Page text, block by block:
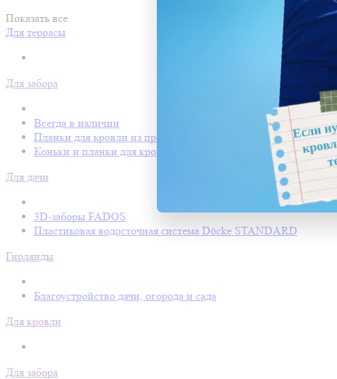
Показать все
Для террасы
Для забора
Всегда в наличии
Планки для кровли из профнастила
Коньки и планки для кровли Покрофф
Для дачи
3D-заборы FADOS
Пластиковая водосточная система Döcke STANDARD
Гирлянды
Благоустройство дачи, огорода и сада
Для кровли
Для забора